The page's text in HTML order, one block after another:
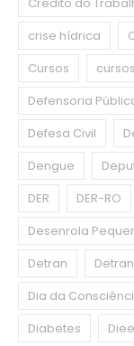
Crédito do
crise hídrica
Cursos
Defensoria
Defesa Civil
Dengue
DER
DER-RO
Desenrola
Detran
Dia da
Diabetes